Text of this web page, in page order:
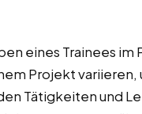
eines Trainees
Projekt
Tätigkeiten und